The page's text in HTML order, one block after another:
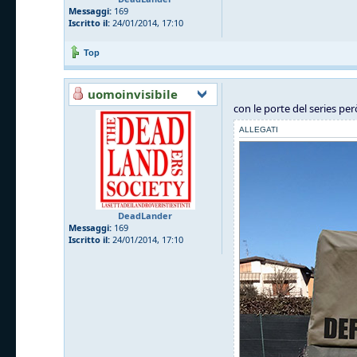
Messaggi: 169
Iscritto il: 24/01/2014, 17:10
Top
uomoinvisibile
DeadLander
Messaggi: 169
Iscritto il: 24/01/2014, 17:10
con le porte del series
ALLEGATI